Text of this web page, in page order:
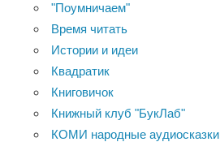
"Поумничаем"
Время читать
Истории и идеи
Квадратик
Книговичок
Книжный клуб "БукЛаб"
КОМИ народные аудиосказки